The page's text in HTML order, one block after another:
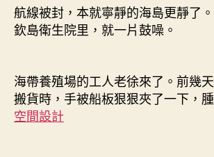
航線被封，本就寧靜的海島更靜了
欽島衛生院里，就一片鼓噪。
海帶養殖場的工人老徐來了。前幾天
搬貨時，手被船板狠狠夾了一下，
空間設計